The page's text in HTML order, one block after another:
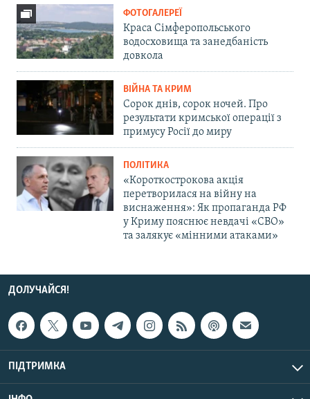
ФОТОГАЛЕРЕЇ
Краса Сімферопольського
водосховища та занедбаність
довкола
ВІЙНА ТА КРИМ
Сорок днів, сорок ночей. Про
результати кримської операції з
примусу Росії до миру
ПОЛІТИКА
«Короткострокова акція
перетворилася на війну на
виснаження»: Як пропаганда РФ
у Криму пояснює невдачі «СВО»
та залякує «мінними атаками»
ДОЛУЧАЙСЯ!
ПІДТРИМКА